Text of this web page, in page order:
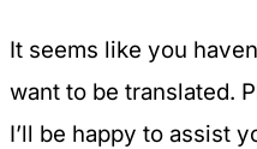
It seems like you
want to be translated.
I’ll be happy to assist